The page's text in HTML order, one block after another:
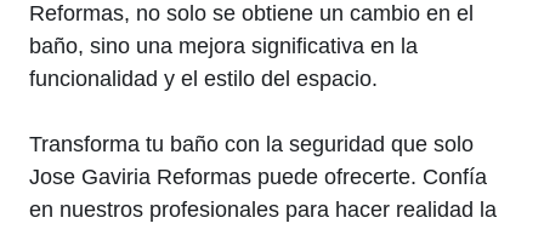
Reformas, no solo se obtiene un cambio en el
baño, sino una mejora significativa en la
funcionalidad y el estilo del espacio.
Transforma tu baño con la seguridad que solo
Jose Gaviria Reformas puede ofrecerte. Confía
en nuestros profesionales para hacer realidad la